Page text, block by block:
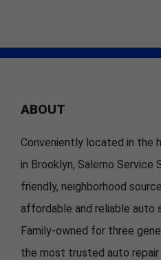
ABOUT
Conveniently located in the
in Brooklyn, Salerno Service
friendly, neighborhood
affordable and reliable auto
Family-owned for three
the most trusted auto repair